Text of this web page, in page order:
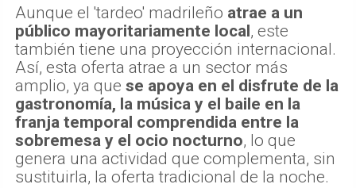
Aunque el 'tardeo' madrileño atrae a un
público mayoritariamente local, este
también tiene una proyección internacional.
Así, esta oferta atrae a un sector más
amplio, ya que se apoya en el disfrute de la
gastronomía, la música y el baile en la
franja temporal comprendida entre la
sobremesa y el ocio nocturno, lo que
genera una actividad que complementa, sin
sustituirla, la oferta tradicional de la noche.